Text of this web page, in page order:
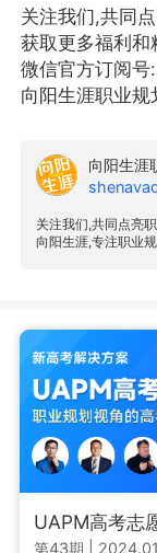
关注我们,共同
获取更多福利和
微信官方订阅号:
向阳生涯职业
向阳生涯
关注我们,共同点亮
向阳生涯,专注职业
UAPM高考志
第43期